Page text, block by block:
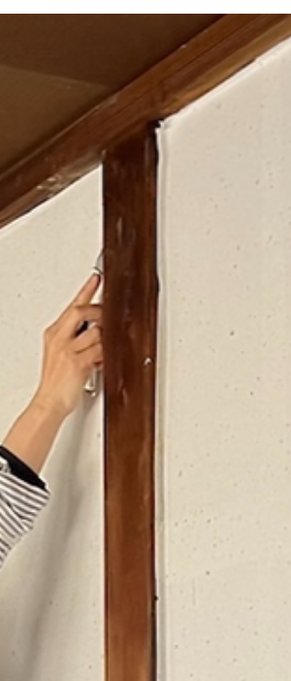
た！ 今回も参加者のみなさんと和気あいあ
いと楽しく和紙貼りを楽しむことができま
た。 自然素材（和紙と小麦粉）で気軽にリ
ノベできることを体感できて、 自宅の壁を
和紙貼りしてみます！うれしい感想をいた
きました。 小麦粉で糊づくり 和紙を水に
らしてちぎっています 糊をしっかり刷毛で
丁寧に塗っていきます 慣れてきて、てきぱ
きと作業を進める 参加者のみなさん 休憩
には、 空薫さんの和菓子を、参加者のみな
菓子memo ・天草 ・こしあん ・紅天使ペ
スト（焼き芋も少し） ・豆乳白玉 ・沖縄
糖 黒蜜 ・特製寒天 ・キンモクセイのウー
ン茶 和紙を貼る前 👈貼ってからまだ和紙
乾いていない状態 後日、丸石さんから届い
た 和紙が乾いた状態の写真 和紙乾燥後
後も、暮らしを体感できるたのしい企画を
催していきます